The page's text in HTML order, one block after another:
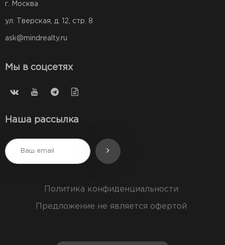
г. Москва
ул. Тверская, д. 12, стр. 8
ask@mindrealty.ru
Мы в соцсетях
Наша рассылка
Политика конфиденциальности
Предложение не является офертой